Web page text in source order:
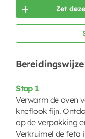
Zet
Stap 1
Verwarm de oven
knoflook fijn.
op de verpakking
Verkruimel de feta